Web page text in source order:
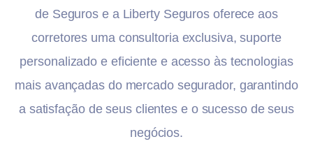
de Seguros e a Liberty Seguros oferece aos
corretores uma consultoria exclusiva, suporte
personalizado e eficiente e acesso às tecnologias
mais avançadas do mercado segurador, garantindo
a satisfação de seus clientes e o sucesso de seus
negócios.